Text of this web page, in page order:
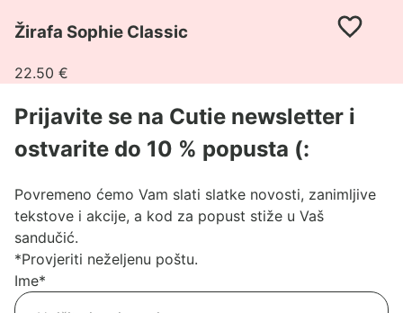
šalica
proizvod
Sophie
Žirafa Sophie Classic
22.50 €
Prijavite se na Cutie newsletter i
ostvarite do 10 % popusta (:
Povremeno ćemo Vam slati slatke novosti, zanimljive
tekstove i akcije, a kod za popust stiže u Vaš
sandučić.
*Provjeriti neželjenu poštu.
Ime*